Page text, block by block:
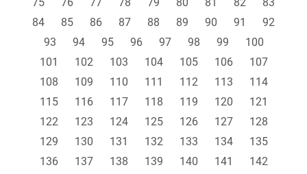
84
85 86 87 88 89 90 91
92
93
94 95 96 97 98 99
100
101
102 103 104 105 106
107
108
109 110 111 112 113
114
115
116 117 118 119 120
121
122
123 124 125 126 127
128
129
130 131 132 133 134
135
136
137 138 139 140 141
142